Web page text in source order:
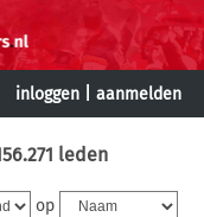
inloggen aanmelden
leden
op